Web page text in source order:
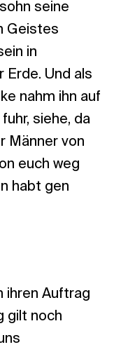
seine
Geistes
in
Erde. Und als
nahm ihn auf
siehe, da
Männer von
euch weg
habt gen
ihren Auftrag
gilt noch